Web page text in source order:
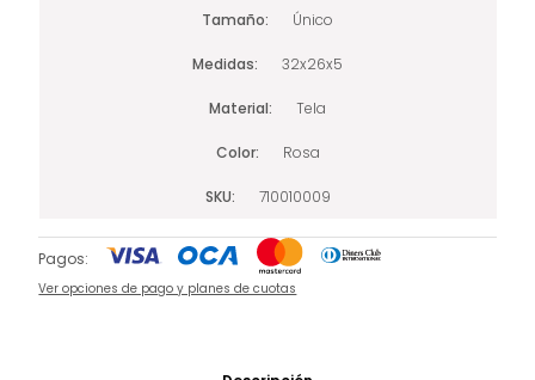
Tamaño Único
Medidas 32x26x5
Material Tela
Color Rosa
SKU 710010009
Pagos:
Ver opciones de pago y planes de cuotas